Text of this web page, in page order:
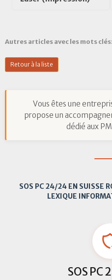
Autres articles avec les mots clés:
Retour à la liste
Vous êtes une
propose un
dédié aux
SOS PC 24/24 EN SUISSE
LEXIQUE
SOS PC